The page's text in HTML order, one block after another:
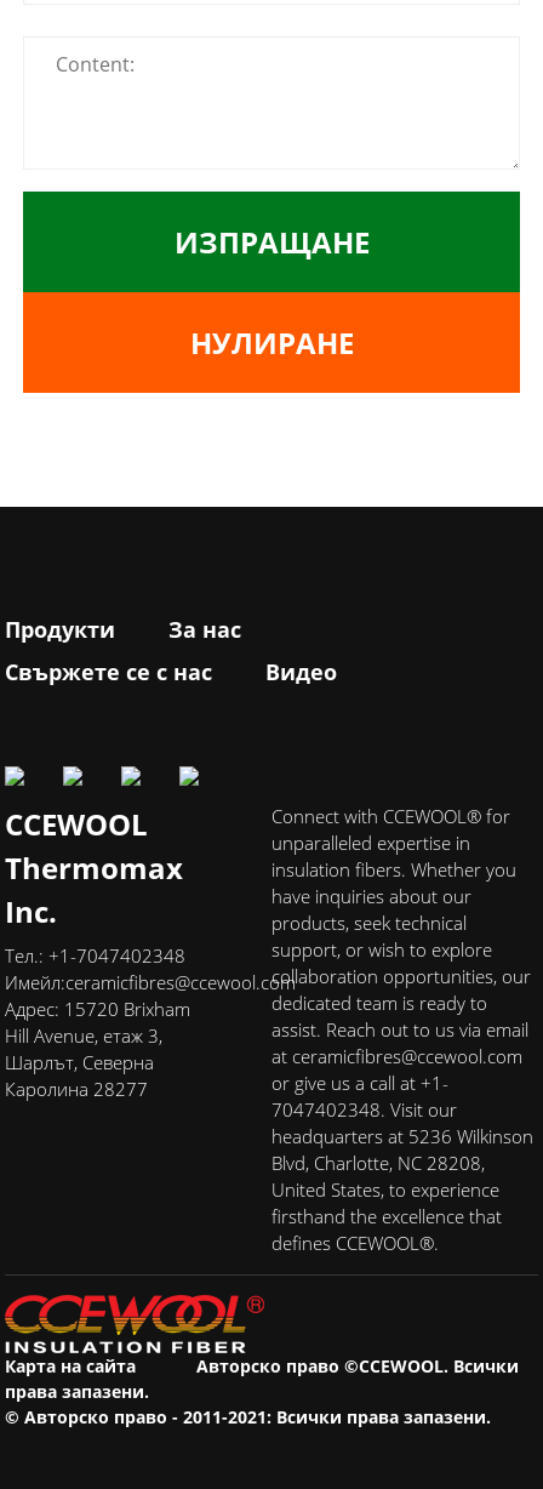
ИЗПРАЩАНЕ
НУЛИРАНЕ
Продукти
За нас
Свържете се с нас
Видео
CCEWOOL
Thermomax
Inc.
Тел.: +1-7047402348
Имейл:ceramicfibres@ccewool.com
Адрес: 15720 Brixham
Hill Avenue, етаж 3,
Шарлът, Северна
Каролина 28277
Connect with CCEWOOL® for
unparalleled expertise in
insulation fibers. Whether you
have inquiries about our
products, seek technical
support, or wish to explore
collaboration opportunities, our
dedicated team is ready to
assist. Reach out to us via email
at ceramicfibres@ccewool.com
or give us a call at +1-
7047402348. Visit our
headquarters at 5236 Wilkinson
Blvd, Charlotte, NC 28208,
United States, to experience
firsthand the excellence that
defines CCEWOOL®.
Карта на сайта
Авторско право ©CCEWOOL. Всички
права запазени.
© Авторско право - 2011-2021: Всички права запазени.